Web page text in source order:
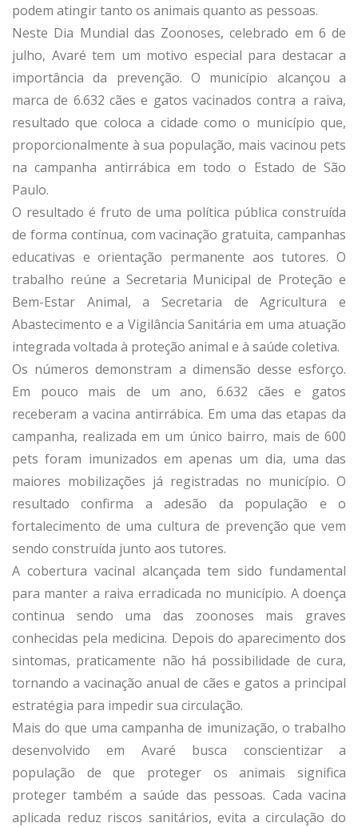
podem atingir tanto os animais quanto as pessoas.
Neste Dia Mundial das Zoonoses, celebrado em 6 de
julho, Avaré tem um motivo especial para destacar a
importância da prevenção. O município alcançou a
marca de 6.632 cães e gatos vacinados contra a raiva,
resultado que coloca a cidade como o município que,
proporcionalmente à sua população, mais vacinou pets
na campanha antirrábica em todo o Estado de São
Paulo.
O resultado é fruto de uma política pública construída
de forma contínua, com vacinação gratuita, campanhas
educativas e orientação permanente aos tutores. O
trabalho reúne a Secretaria Municipal de Proteção e
Bem-Estar Animal, a Secretaria de Agricultura e
Abastecimento e a Vigilância Sanitária em uma atuação
integrada voltada à proteção animal e à saúde coletiva.
Os números demonstram a dimensão desse esforço.
Em pouco mais de um ano, 6.632 cães e gatos
receberam a vacina antirrábica. Em uma das etapas da
campanha, realizada em um único bairro, mais de 600
pets foram imunizados em apenas um dia, uma das
maiores mobilizações já registradas no município. O
resultado confirma a adesão da população e o
fortalecimento de uma cultura de prevenção que vem
sendo construída junto aos tutores.
A cobertura vacinal alcançada tem sido fundamental
para manter a raiva erradicada no município. A doença
continua sendo uma das zoonoses mais graves
conhecidas pela medicina. Depois do aparecimento dos
sintomas, praticamente não há possibilidade de cura,
tornando a vacinação anual de cães e gatos a principal
estratégia para impedir sua circulação.
Mais do que uma campanha de imunização, o trabalho
desenvolvido em Avaré busca conscientizar a
população de que proteger os animais significa
proteger também a saúde das pessoas. Cada vacina
aplicada reduz riscos sanitários, evita a circulação do